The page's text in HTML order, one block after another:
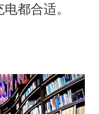
都合适。